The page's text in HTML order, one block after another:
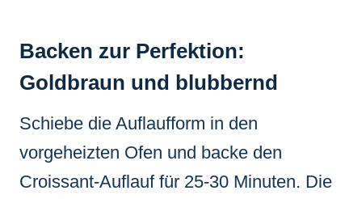
Backen zur Perfektion:
Goldbraun und blubbernd
Schiebe die Auflaufform in den
vorgeheizten Ofen und backe den
Croissant-Auflauf für 25-30 Minuten. Die